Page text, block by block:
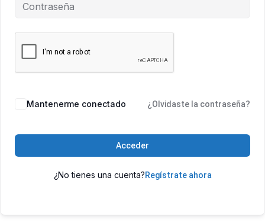
Mantenerme conectado ¿Olvidaste la contraseña?
Acceder
¿No tienes una cuenta?Regístrate ahora